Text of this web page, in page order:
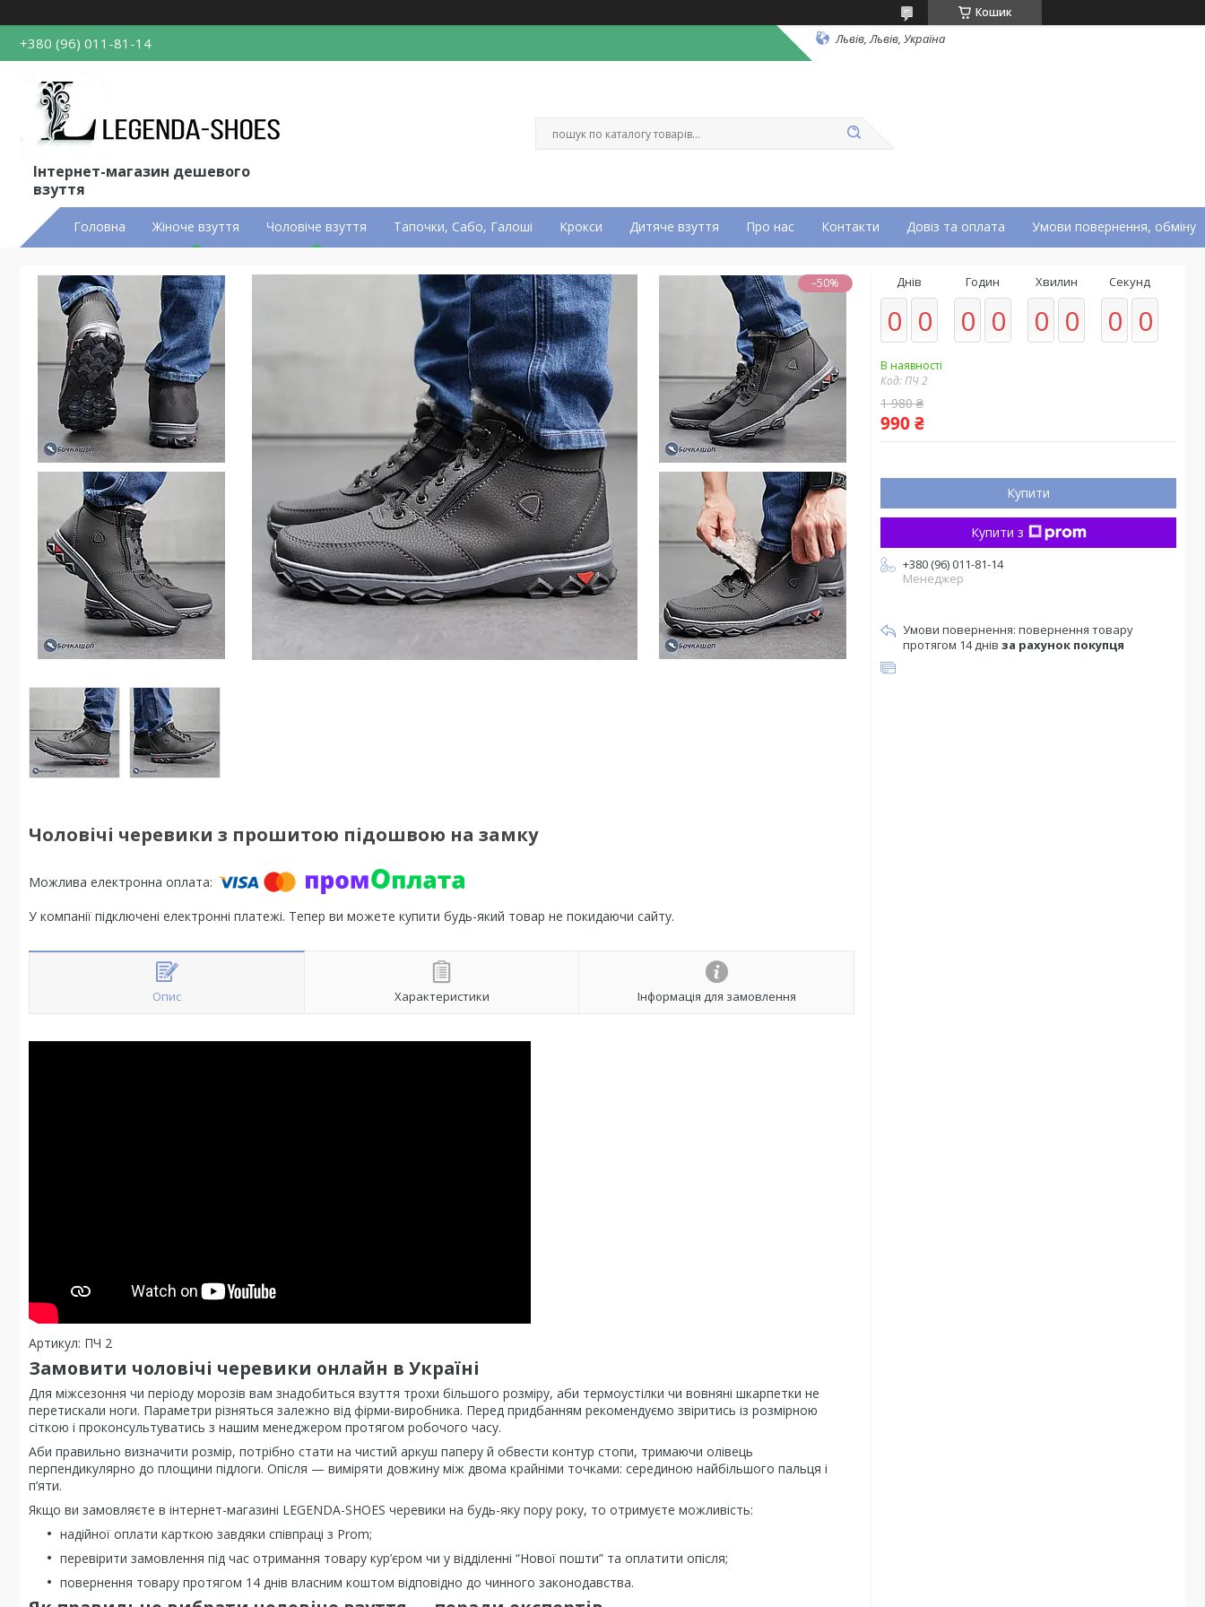
Кошик
+380 (96) 011-81-14 Львів, Львів, Україна
Інтернет-магазин дешевого
взуття
Головна Жіноче взуття Чоловіче взуття Тапочки, Сабо, Галоші Крокси Дитяче взуття Про нас Контакти Довіз та оплата Умови повернення, обміну
–50%
Чоловічі черевики з прошитою підошвою на замку
У компанії підключені електронні платежі. Тепер ви можете купити будь-який товар не покидаючи сайту.
Опис Характеристики Інформація для замовлення
Артикул: ПЧ 2
Замовити чоловічі черевики онлайн в Україні
Для міжсезоння чи періоду морозів вам знадобиться взуття трохи більшого розміру, аби термоустілки чи вовняні шкарпетки не
перетискали ноги. Параметри різняться залежно від фірми-виробника. Перед придбанням рекомендуємо звіритись із розмірною
сіткою і проконсультуватись з нашим менеджером протягом робочого часу.
Аби правильно визначити розмір, потрібно стати на чистий аркуш паперу й обвести контур стопи, тримаючи олівець
перпендикулярно до площини підлоги. Опісля — виміряти довжину між двома крайніми точками: серединою найбільшого пальця і
п’яти.
Якщо ви замовляєте в інтернет-магазині LEGENDA-SHOES черевики на будь-яку пору року, то отримуєте можливість:
надійної оплати карткою завдяки співпраці з Prom;
перевірити замовлення під час отримання товару кур’єром чи у відділенні “Нової пошти” та оплатити опісля;
повернення товару протягом 14 днів власним коштом відповідно до чинного законодавства.
Днів
0 0
Годин
0 0
Хвилин
0 0
Секунд
0 0
В наявності
Код:ПЧ 2
1 980 ₴
990 ₴
Купити
Купити з
+380 (96) 011-81-14
Менеджер
повернення товару
протягом 14 днів за рахунок покупця